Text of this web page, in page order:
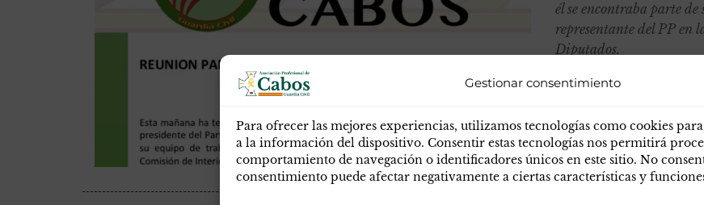
Gestionar consentimiento
Para ofrecer las mejores experiencias, utilizamos tecnologías como cookies
a la información del dispositivo. Consentir estas tecnologías nos permitirá
comportamiento de navegación o identificadores únicos en este sitio. No
consentimiento puede afectar negativamente a ciertas características y
él se encontraba parte de
representante del PP en
Diputados.